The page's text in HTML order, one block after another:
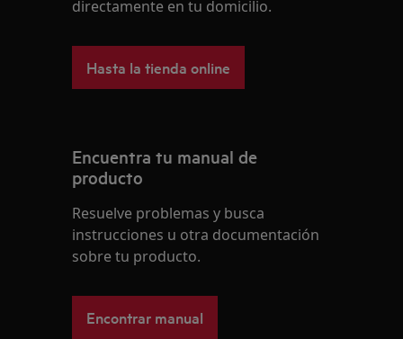
directamente en tu domicilio.
Hasta la tienda online
Encuentra tu manual de
producto
Resuelve problemas y busca
instrucciones u otra documentación
sobre tu producto.
Encontrar manual